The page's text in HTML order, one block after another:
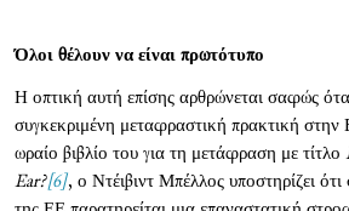
Όλοι θέλουν να είναι πρωτότυπο
Η οπτική αυτή επίσης αρθρώνεται σαφώς
συγκεκριμένη μεταφραστική πρακτική
ωραίο βιβλίο του για τη μετάφραση με τίτλο
Ear?[6], ο Ντέιβιντ Μπέλλος υποστηρίζει